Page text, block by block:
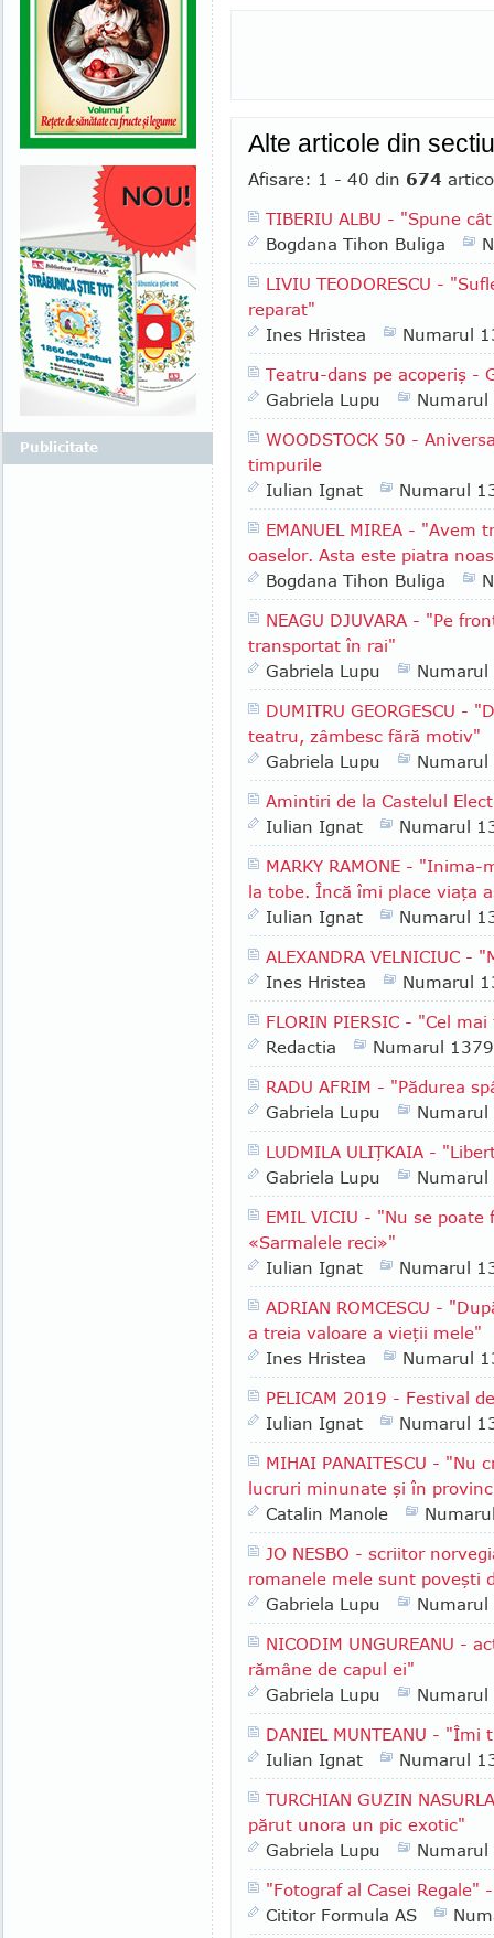
Alte articole din
Afisare: 1 - 40 din 674
TIBERIU ALBU - "Spune
Bogdana Tihon Buliga
LIVIU TEODORESCU -
reparat"
Ines Hristea
Numarul
Teatru-dans pe acoperiş -
Gabriela Lupu
WOODSTOCK 50 -
timpurile
Iulian Ignat
Numarul
EMANUEL MIREA -
oaselor. Asta este piatra
Bogdana Tihon Buliga
NEAGU DJUVARA - "Pe
transportat în rai"
Gabriela Lupu
DUMITRU GEORGESCU -
teatru, zâmbesc fără motiv"
Gabriela Lupu
Amintiri de la Castelul
Iulian Ignat
Numarul
MARKY RAMONE -
la tobe. Încă îmi place viaţa
Iulian Ignat
Numarul
ALEXANDRA VELNICIUC
Ines Hristea
Numarul
FLORIN PIERSIC - "Cel
Redactia
Numarul 1379
RADU AFRIM - "Pădurea
Gabriela Lupu
LUDMILA ULIŢKAIA -
Gabriela Lupu
EMIL VICIU - "Nu se
«Sarmalele reci»"
Iulian Ignat
Numarul
ADRIAN ROMCESCU -
a treia valoare a vieţii mele"
Ines Hristea
Numarul
PELICAM 2019 - Festival
Iulian Ignat
Numarul
MIHAI PANAITESCU -
lucruri minunate şi în
Catalin Manole
JO NESBO - scriitor
romanele mele sunt poveşti
Gabriela Lupu
NICODIM UNGUREANU -
rămâne de capul ei"
Gabriela Lupu
DANIEL MUNTEANU -
Iulian Ignat
Numarul
TURCHIAN GUZIN
părut unora un pic exotic"
Gabriela Lupu
"Fotograf al Casei Regale"
Cititor Formula AS
Publicitate